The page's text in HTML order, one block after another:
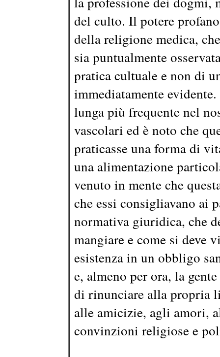
del culto. Il potere
della religione medica,
sia puntualmente
pratica cultuale e non di
immediatamente
lunga più frequente nel
vascolari ed è noto che
praticasse una forma di
una alimentazione
venuto in mente che
che essi consigliavano ai
normativa giuridica, che
mangiare e come si deve
esistenza in un obbligo
e, almeno per ora, la
di rinunciare alla propria
alle amicizie, agli amori,
convinzioni religiose e